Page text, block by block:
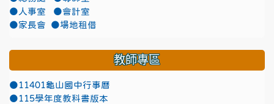
●人事室
●會計室
●家長會
●場地租借
教師專區
●11401龜山國中行事曆
●115學年度教科書版本